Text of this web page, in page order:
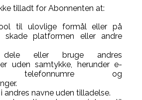
tilladt for Abonnenten at:
til ulovlige formål eller på
skade platformen eller andre
eller bruge andres
uden samtykke, herunder e-
telefonnumre og
andres navne uden tilladelse.